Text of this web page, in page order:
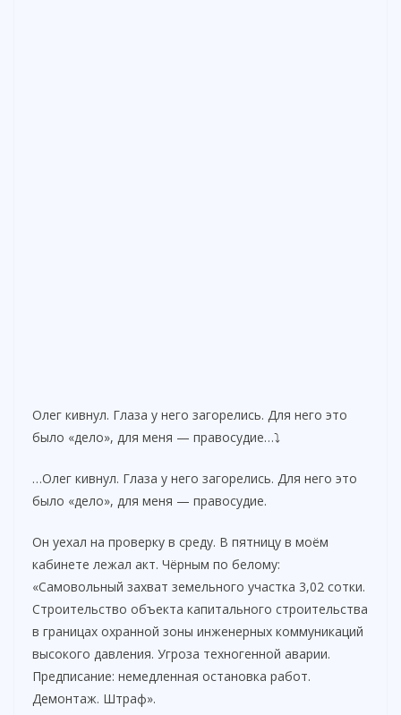
Олег кивнул. Глаза у него загорелись. Для него это
было «дело», для меня — правосудие…⤵️
…Олег кивнул. Глаза у него загорелись. Для него это
было «дело», для меня — правосудие.
Он уехал на проверку в среду. В пятницу в моём
кабинете лежал акт. Чёрным по белому:
«Самовольный захват земельного участка 3,02 сотки.
Строительство объекта капитального строительства
в границах охранной зоны инженерных коммуникаций
высокого давления. Угроза техногенной аварии.
Предписание: немедленная остановка работ.
Демонтаж. Штраф».